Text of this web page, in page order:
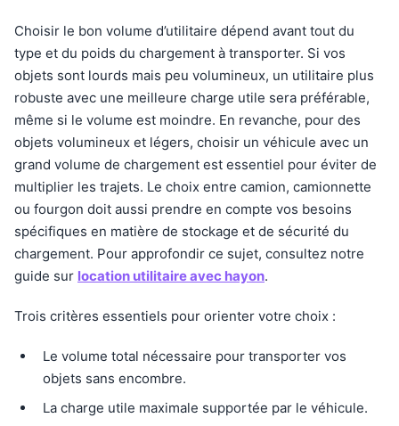
Choisir le bon volume d’utilitaire dépend avant tout du
type et du poids du chargement à transporter. Si vos
objets sont lourds mais peu volumineux, un utilitaire plus
robuste avec une meilleure charge utile sera préférable,
même si le volume est moindre. En revanche, pour des
objets volumineux et légers, choisir un véhicule avec un
grand volume de chargement est essentiel pour éviter de
multiplier les trajets. Le choix entre camion, camionnette
ou fourgon doit aussi prendre en compte vos besoins
spécifiques en matière de stockage et de sécurité du
chargement. Pour approfondir ce sujet, consultez notre
guide sur location utilitaire avec hayon.
Trois critères essentiels pour orienter votre choix :
Le volume total nécessaire pour transporter vos
objets sans encombre.
La charge utile maximale supportée par le véhicule.